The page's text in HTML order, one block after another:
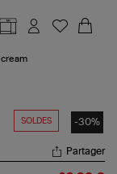
SOLDES -30%
Partager